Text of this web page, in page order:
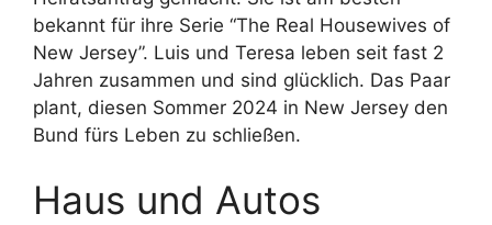
bekannt für ihre Serie “The Real Housewives of
New Jersey”. Luis und Teresa leben seit fast 2
Jahren zusammen und sind glücklich. Das Paar
plant, diesen Sommer 2024 in New Jersey den
Bund fürs Leben zu schließen.
Haus und Autos